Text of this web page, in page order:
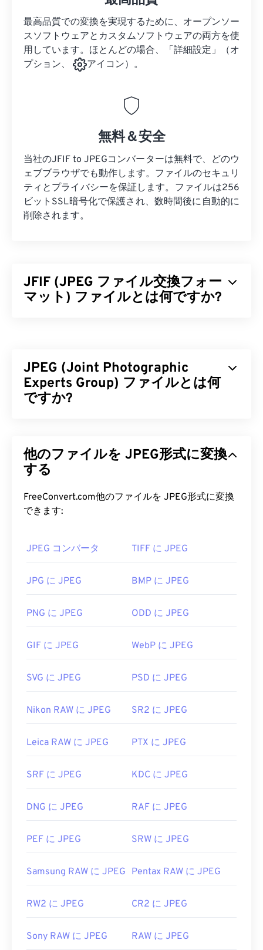
最高品質での変換を実現するために、オープンソー
スソフトウェアとカスタムソフトウェアの両方を使
用しています。ほとんどの場合、「詳細設定」（オ
プション、
アイコン）。
無料＆安全
当社のJFIF to JPEGコンバーターは無料で、どのウ
ェブブラウザでも動作します。ファイルのセキュリ
ティとプライバシーを保証します。ファイルは256
ビットSSL暗号化で保護され、数時間後に自動的に
削除されます。
JFIF (JPEG ファイル交換フォー
マット) ファイルとは何ですか?
が含まれます。つまり、JFIFをこれらのファイル形
式のいずれかに名前変更しても、ファイルの圧縮と
構造は変わりません。
JFIFを開くためのデフォルトのプログラムは
XnView MP
ームでも動作します。Microsoft
Windows（Windows）では、
ムでJFIFを開くことができます。
が、この拡張子のファイルはJPGと区別がつかない
ァイル拡張子の綴りだけです。Windows 10では、
場合があります（
）。
初回リリース:
JPEG (Joint Photographic
Experts Group) ファイルとは何
ですか?
イル形式です。JPEGの優れた圧縮率こそが、広く
使用されている理由です。JPEGファイルは比較的
ェブサイトでの使用に最適です。当社のJPEG圧縮
ツールを使えば、ファイルサイズを最大80%削減
さらに高い圧縮率が必要な場合は、JPG を、より
ればいいですか?
ほぼすべての画像ビューアプログラムやアプリケー
で、通常はデフォルトの画像ビューア、画像エディ
開くアプリケーションを選択するには、右クリック
JPEG ファイルは、 Chrome などの一般的な Web ブ
ケーション、 Apple Previewなどの Mac OS アプリ
開発者: Joint Photographic Experts Group
https://en.wikipedia.org/wiki/JPEG
他のファイルを JPEG形式に変換
する
FreeConvert.com他のファイルを JPEG形式に変換
できます:
JPEG コンバータ TIFF に JPEG
JPG に JPEG BMP に JPEG
PNG に JPEG ODD に JPEG
GIF に JPEG WebP に JPEG
SVG に JPEG PSD に JPEG
Nikon RAW に JPEG SR2 に JPEG
Leica RAW に JPEG PTX に JPEG
SRF に JPEG KDC に JPEG
DNG に JPEG RAF に JPEG
PEF に JPEG SRW に JPEG
Samsung RAW に JPEG Pentax RAW に JPEG
RW2 に JPEG CR2 に JPEG
Sony RAW に JPEG RAW に JPEG